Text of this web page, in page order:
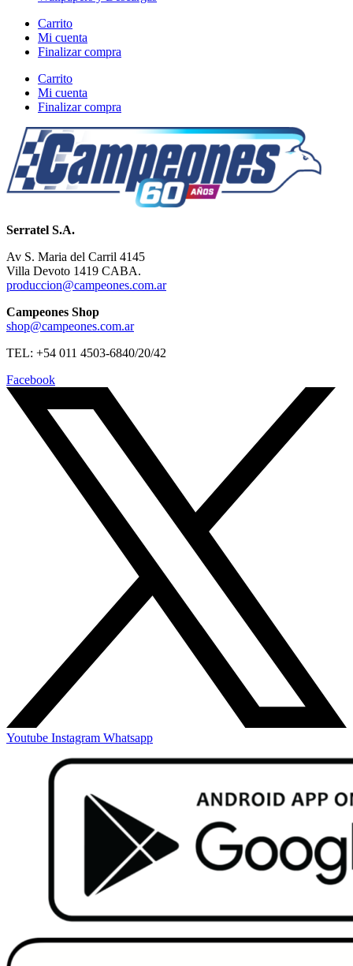
Carrito
Mi cuenta
Finalizar compra
Carrito
Mi cuenta
Finalizar compra
Serratel S.A.
Av S. Maria del Carril 4145
Villa Devoto 1419 CABA.
produccion@campeones.com.ar
Campeones Shop
shop@campeones.com.ar
TEL: +54 011 4503-6840/20/42
Facebook
Youtube Instagram Whatsapp